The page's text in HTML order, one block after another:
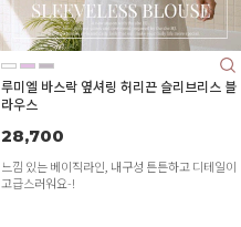
루미엘 바스락 옆셔링 허리끈 슬리브리스 블
라우스
28,700
느낌 있는 베이직라인, 내구성 튼튼하고 디테일이
고급스러워요-!